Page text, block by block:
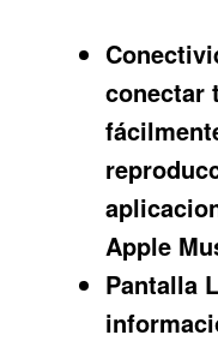
conectar
Apple
Pantalla